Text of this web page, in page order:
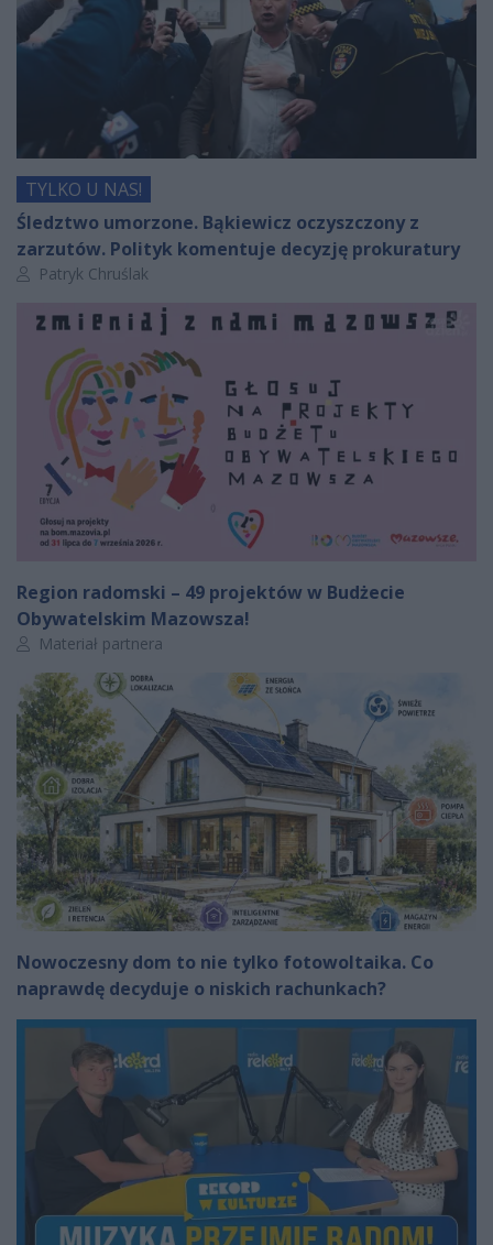
TYLKO U NAS!
Śledztwo umorzone. Bąkiewicz oczyszczony z
zarzutów. Polityk komentuje decyzję prokuratury
Autor artykułu:
Patryk Chruślak
Region radomski – 49 projektów w Budżecie
Obywatelskim Mazowsza!
Autor artykułu:
Materiał partnera
Nowoczesny dom to nie tylko fotowoltaika. Co
naprawdę decyduje o niskich rachunkach?